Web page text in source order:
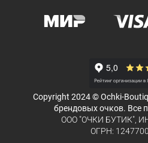
Copyright 2024 © Ochki-
брендовых очков. Все
ООО "ОЧКИ БУТИК",
ОГРН: